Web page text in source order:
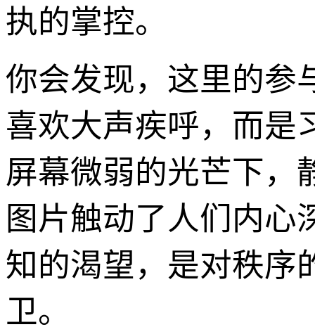
执的掌控。
你会发现，这里的参
喜欢大声疾呼，而是
屏幕微弱的光芒下，
图片触动了人们内
知的渴望，是对秩序
卫。